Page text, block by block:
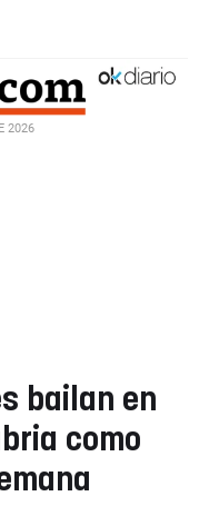
2026
bailan en
como